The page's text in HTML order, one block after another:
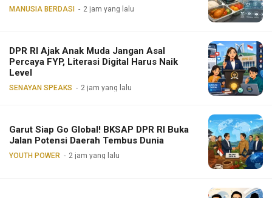
MANUSIA BERDASI 2 jam yang lalu
DPR RI Ajak Anak Muda Jangan Asal
Percaya FYP, Literasi Digital Harus Naik
Level
SENAYAN SPEAKS 2 jam yang lalu
Garut Siap Go Global! BKSAP DPR RI Buka
Jalan Potensi Daerah Tembus Dunia
YOUTH POWER 2 jam yang lalu